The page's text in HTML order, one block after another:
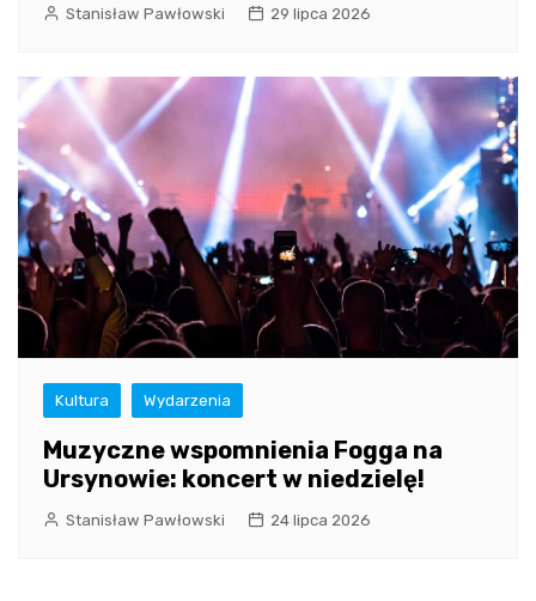
Stanisław Pawłowski 29 lipca 2026
Kultura Wydarzenia
Muzyczne wspomnienia Fogga na
Ursynowie: koncert w niedzielę!
Stanisław Pawłowski 24 lipca 2026